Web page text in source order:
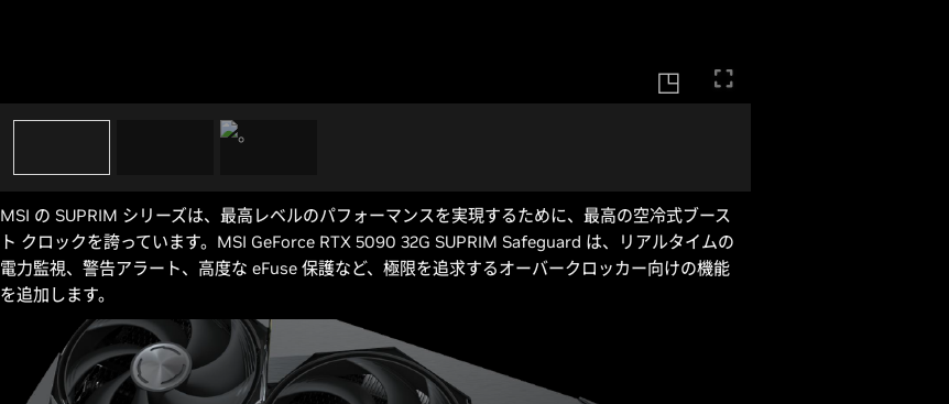
MSI の SUPRIM シリーズは、最高レベルのパフォーマンスを実現するために、最高の空冷式ブース
ト クロックを誇っています。MSI GeForce RTX 5090 32G SUPRIM Safeguard は、リアルタイムの
電力監視、警告アラート、高度な eFuse 保護など、極限を追求するオーバークロッカー向けの機能
を追加します。